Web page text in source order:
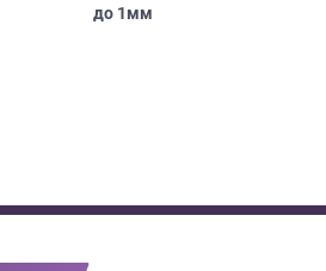
до 1мм